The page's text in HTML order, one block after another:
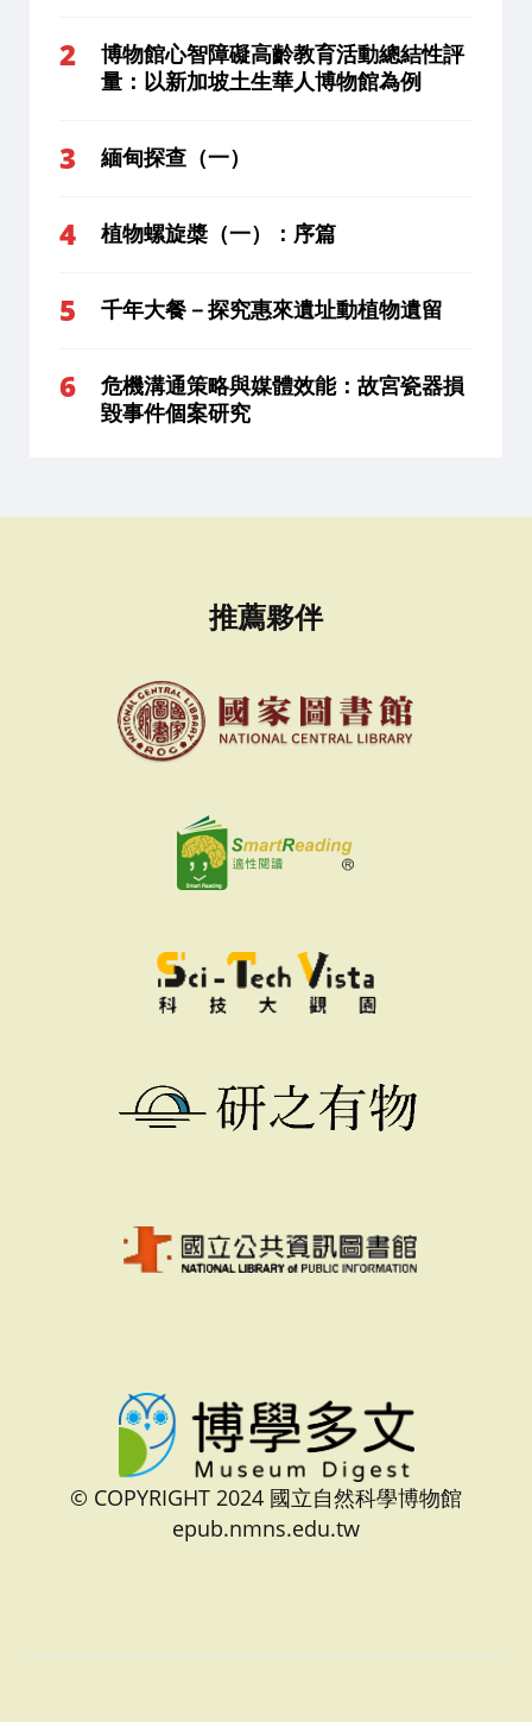
博物館心智障礙高齡教育活動總結性評
量：以新加坡土生華人博物館為例
緬甸探查（一）
植物螺旋槳（一）：序篇
千年大餐－探究惠來遺址動植物遺留
危機溝通策略與媒體效能：故宮瓷器損
毀事件個案研究
推薦夥伴
© COPYRIGHT 2024 國立自然科學博物館
epub.nmns.edu.tw